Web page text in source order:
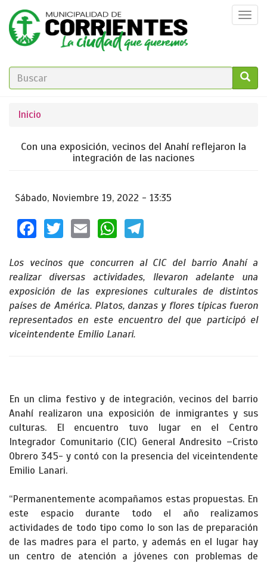
Pasar
contenido
principal
FORMULARIO
BÚSQUEDA
Se
encuentra
Inicio
Con una exposición, vecinos del Anahí reflejaron la
integración de las naciones
Sábado, Noviembre 19, 2022 - 13:35
Facebook
TwitterEmailWhatsApp
Los vecinos que concurren al CIC del barrio Anahí a
realizar diversas actividades, llevaron adelante una
exposición de las expresiones culturales de distintos
países de América. Platos, danzas y flores típicas fueron
representados en este encuentro del que participó el
viceintendente Emilio Lanari.
En un clima festivo y de integración, vecinos del barrio
Anahí realizaron una exposición de inmigrantes y sus
culturas. El encuentro tuvo lugar en el Centro
Integrador Comunitario (CIC) General Andresito –Cristo
Obrero 345- y contó con la presencia del viceintendente
Emilio Lanari.
“Permanentemente acompañamos estas propuestas. En
este espacio durante todo el año realizamos
actividades de todo tipo como lo son las de preparación
de las madres para el parto, y además en el lugar hay
un centro de atención a jóvenes con problemas de